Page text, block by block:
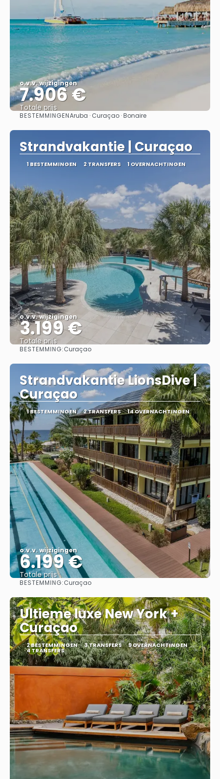
o.v.v. wijzigingen
7.906 €
Totale prijs
Bekijk
BESTEMMINGENAruba · Curaçao · Bonaire
Strandvakantie | Curaçao
1 BESTEMMINGEN 2 TRANSFERS 1 OVERNACHTINGEN
o.v.v. wijzigingen
3.199 €
Totale prijs
BESTEMMING:Curaçao
Strandvakantie LionsDive |
Curaçao
1 BESTEMMINGEN 2 TRANSFERS 14 OVERNACHTINGEN
o.v.v. wijzigingen
6.199 €
Totale prijs
BESTEMMING:Curaçao
Ultieme luxe New York +
Curaçao
2 BESTEMMINGEN 3 TRANSFERS 9 OVERNACHTINGEN
4 TRANSFERS